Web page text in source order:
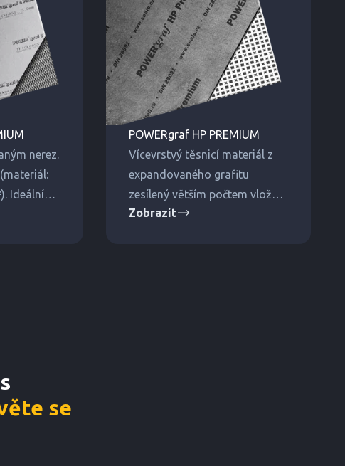
nerez.
Ideální
tlaků.
POWERgraf HP PREMIUM
Vícevrstvý těsnicí materiál z
expandovaného grafitu
zesílený větším počtem vložek
bez použití lepidel. Vhodné pro
Zobrazit
se